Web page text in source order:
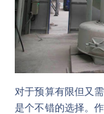
对于预算有限但又
是个不错的选择。